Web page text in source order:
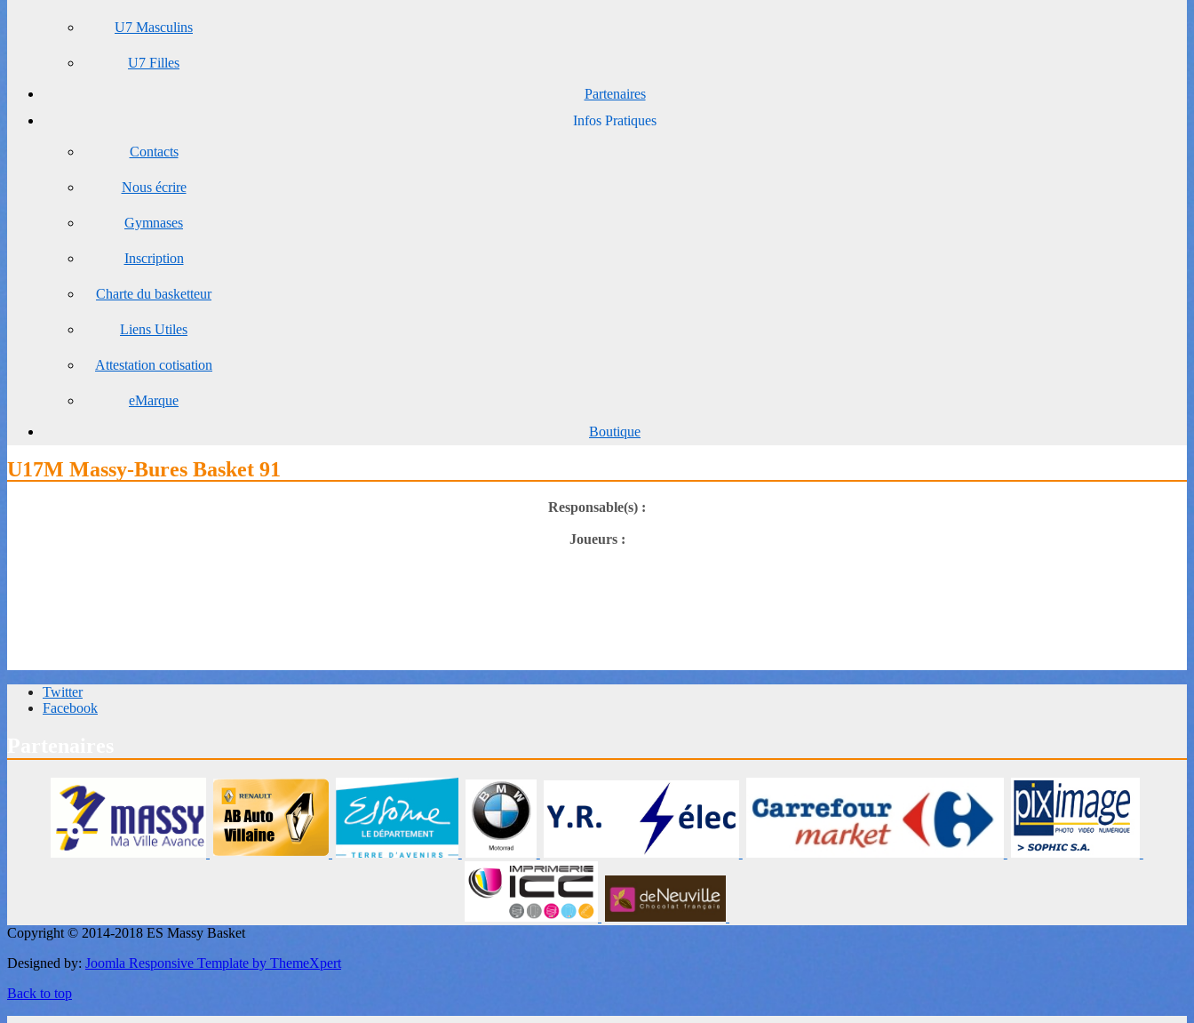
U7 Masculins
U7 Filles
Partenaires
Infos Pratiques
Contacts
Nous écrire
Gymnases
Inscription
Charte du basketteur
Liens Utiles
Attestation cotisation
eMarque
Boutique
U17M Massy-Bures Basket 91
Responsable(s) :
Joueurs :
Twitter
Facebook
Copyright © 2014-2018 ES Massy Basket
Designed by: Joomla Responsive Template by ThemeXpert
Back to top